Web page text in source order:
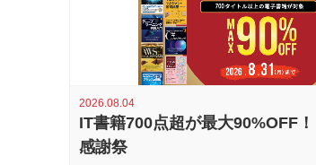
2026.08.04
IT書籍700点超が最大90%OFF
感謝祭